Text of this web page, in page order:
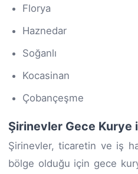
Florya
Haznedar
Soğanlı
Kocasinan
Çobançeşme
Şirinevler Gece Kurye
Şirinevler, ticaretin ve iş
bölge olduğu için gece